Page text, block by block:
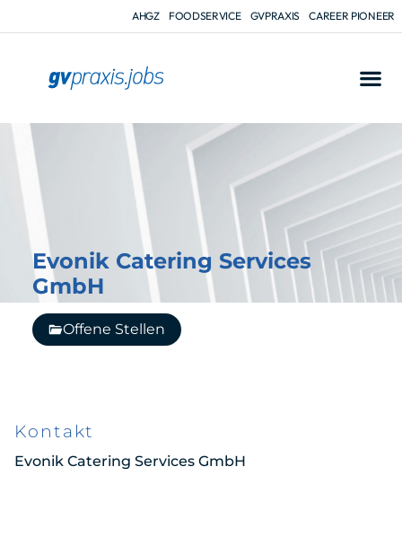
AHGZ FOODSERVICE GVPRAXIS CAREER PIONEER
Evonik Catering Services
GmbH
Offene Stellen
Kontakt
Evonik Catering Services GmbH